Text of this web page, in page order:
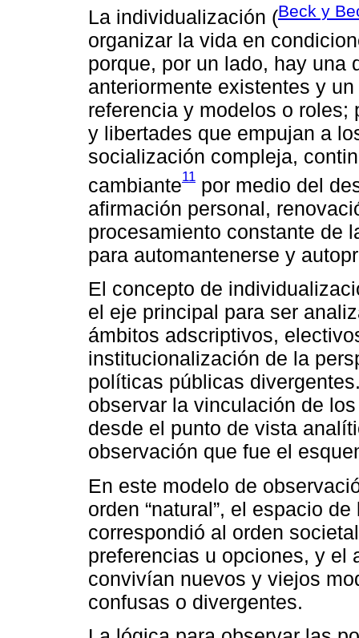
La individualización (Beck y
organizar la vida en
porque, por un lado, hay una
anteriormente existentes y
referencia y modelos o roles;
y libertades que empujan a
socialización compleja,
cambiante11 por medio del
afirmación personal,
procesamiento constante de
para automantenerse y
El concepto de
el eje principal para ser
ámbitos adscriptivos,
institucionalización de la
políticas públicas
observar la vinculación de
desde el punto de vista
observación que fue el
En este modelo de
orden “natural”, el espacio
correspondió al orden
preferencias u opciones, y el
convivían nuevos y viejos
confusas o divergentes.